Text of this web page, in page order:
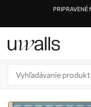
PRIPRAVENÉ